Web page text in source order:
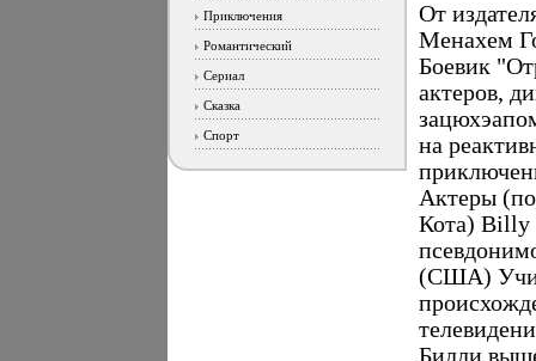
Приключения
Романтический
Сериал
Сказка
Спорт
От
Менахем
Боевик
актеров,
на
Актеры
Кота) Billy
(США)
Билли